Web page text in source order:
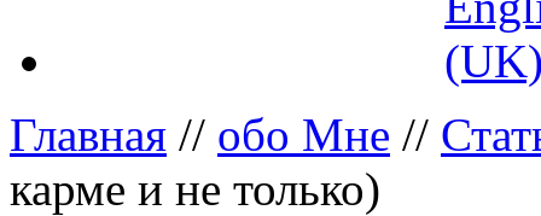
Главная // обо Мне //
карме и не только)